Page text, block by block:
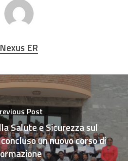
Nexus ER
Post
Salute e Sicurezza sul
un nuovo corso di